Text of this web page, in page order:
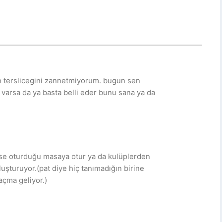
terslicegini zannetmiyorum. bugun sen
da ya basta belli eder bunu sana ya da
oturduğu masaya otur ya da kulüplerden
diye hiç tanımadığın birine
geliyor.)